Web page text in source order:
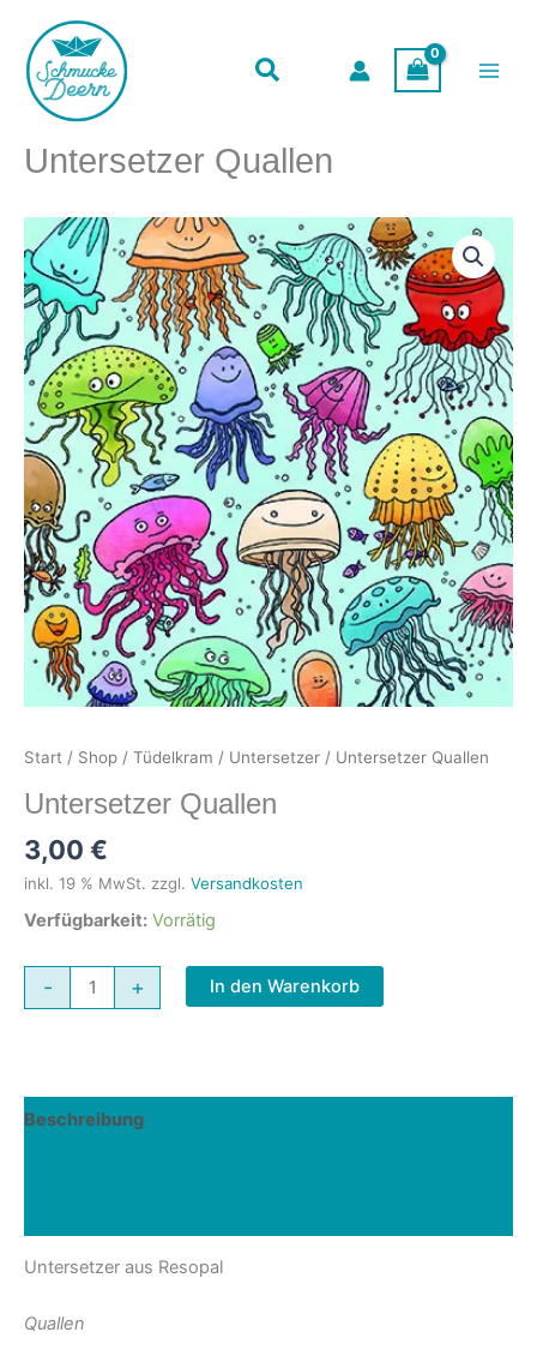
Inhalt
springen
Untersetzer Quallen
Start / Shop / Tüdelkram / Untersetzer / Untersetzer Quallen
Untersetzer Quallen
3,00 €
inkl. 19 % MwSt. zzgl. Versandkosten
Verfügbarkeit: Vorrätig
-
Untersetzer
Quallen
+ In den Warenkorb
Beschreibung
Untersetzer aus Resopal
Quallen